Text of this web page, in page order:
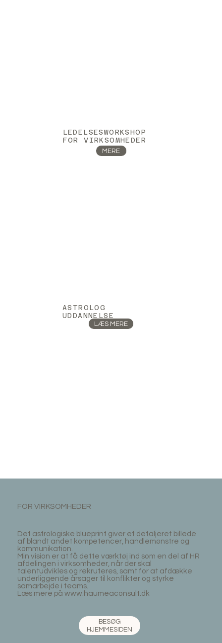
LEDELSESWORKSHOP
FOR VIRKSOMHEDER
MERE
ASTROLOG
UDDANNELSE
LÆS MERE
FOR VIRKSOMHEDER
Det astrologiske blueprint giver et detaljeret billede
af blandt andet kompetencer, handlemønstre og
kommunikation.
Min vision er at få dette værktøj ind som en del af HR
afdelingen i virksomheder, når der skal
talentudvikles og rekruteres, samt for at afdække
underliggende årsager til konflikter og styrke
samarbejde i teams.
Læs mere på www.haumeaconsult.dk
BESØG
HJEMMESIDEN